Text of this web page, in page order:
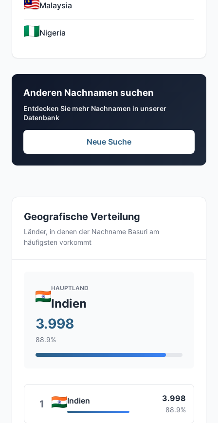
Geografische Verteilung
Länder, in denen der Nachname Basuri am
häufigsten vorkommt
HAUPTLAND
Indien
3.998
88.9%
1 Indien 3.998
88.9%
Malaysia
Nigeria
Anderen Nachnamen suchen
Entdecken Sie mehr Nachnamen in unserer
Datenbank
Neue Suche